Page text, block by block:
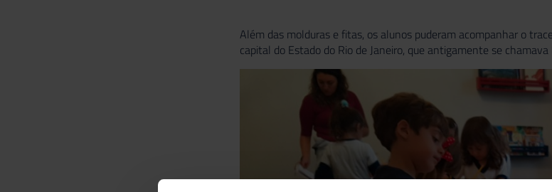
Além das molduras e fitas, os alunos puderam acompanhar o
capital do Estado do Rio de Janeiro, que antigamente se chamava